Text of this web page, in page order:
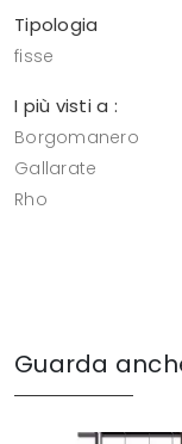
Tipologia
fisse
I più visti a :
Borgomanero
Gallarate
Rho
Guarda